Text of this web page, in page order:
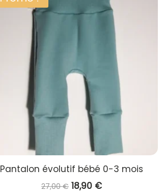
20,00 €.14,00 €.
Pantalon évolutif bébé 0-3 mois
27,00€ Le
18,90 €Le